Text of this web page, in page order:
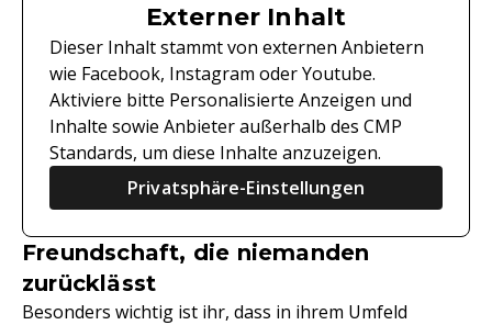
Externer Inhalt
Dieser Inhalt stammt von externen Anbietern
wie Facebook, Instagram oder Youtube.
Aktiviere bitte Personalisierte Anzeigen und
Inhalte sowie Anbieter außerhalb des CMP
Standards, um diese Inhalte anzuzeigen.
Privatsphäre-Einstellungen
Freundschaft, die niemanden
zurücklässt
Besonders wichtig ist ihr, dass in ihrem Umfeld